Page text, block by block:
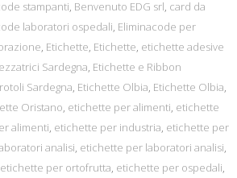
stampanti, Benvenuto EDG srl, card da
laboratori ospedali, Eliminacode per
, Etichette, Etichette, etichette adesive
Sardegna, Etichette e Ribbon
Sardegna, Etichette Olbia, Etichette Olbia,
Oristano, etichette per alimenti, etichette
alimenti, etichette per industria, etichette per
analisi, etichette per laboratori analisi,
etichette per ortofrutta, etichette per ospedali,